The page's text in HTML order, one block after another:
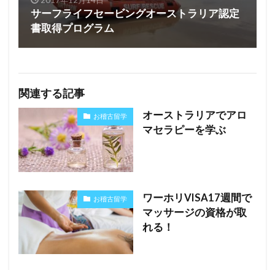
サーフライフセービングオーストラリア認定
書取得プログラム
関連する記事
お稽古留学
オーストラリアでアロ
マセラピーを学ぶ
お稽古留学
ワーホリVISA17週間で
マッサージの資格が取
れる！